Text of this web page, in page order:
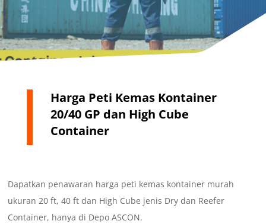
Harga Peti Kemas Kontainer
20/40 GP dan High Cube
Container
Dapatkan penawaran harga peti kemas kontainer murah
ukuran 20 ft, 40 ft dan High Cube jenis Dry dan Reefer
Container, hanya di Depo ASCON.